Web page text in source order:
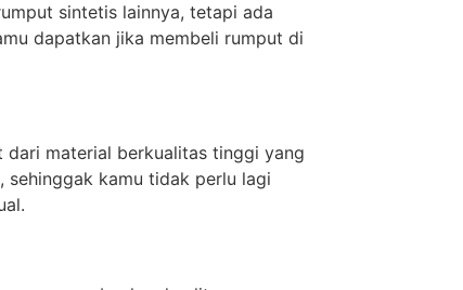
sintetis lainnya, tetapi ada
dapatkan jika membeli rumput di
material berkualitas tinggi yang
sehinggak kamu tidak perlu lagi